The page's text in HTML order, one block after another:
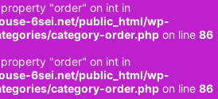
"order" on int in
6sei.net/public_html/wp-
category-order.php on line 86
"order" on int in
6sei.net/public_html/wp-
category-order.php on line 86